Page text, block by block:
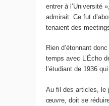
entrer à l’Université
admirait. Ce fut
tenaient des
Rien d’étonnant
temps avec L’Écho
l’étudiant de 1936
Au fil des articles, le
œuvre, doit se